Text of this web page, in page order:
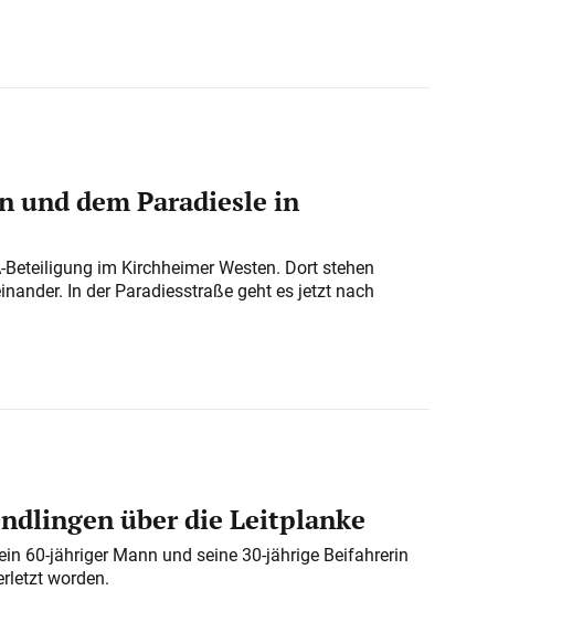
und dem Paradiesle in
im Kirchheimer Westen. Dort stehen
In der Paradiesstraße geht es jetzt nach
über die Leitplanke
60-jähriger Mann und seine 30-jährige Beifahrerin
worden.